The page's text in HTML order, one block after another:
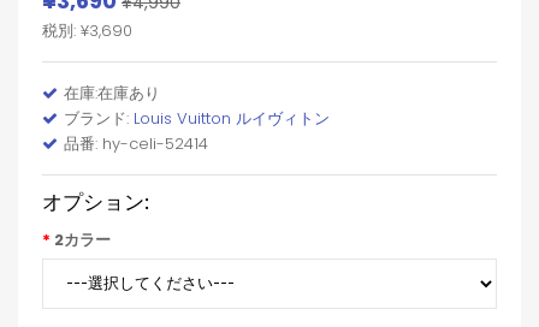
税別: ¥3,690
在庫:在庫あり
ブランド: Louis Vuitton ルイヴィトン
品番: hy-celi-52414
オプション:
2カラー